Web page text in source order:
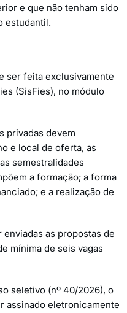
e que não tenham sido
estudantil.
ser feita exclusivamente
(SisFies), no módulo
privadas devem
e local de oferta, as
semestralidades
a formação; a forma
e a realização de
as propostas de
mínima de seis vagas
seletivo (nº 40/2026), o
assinado eletronicamente